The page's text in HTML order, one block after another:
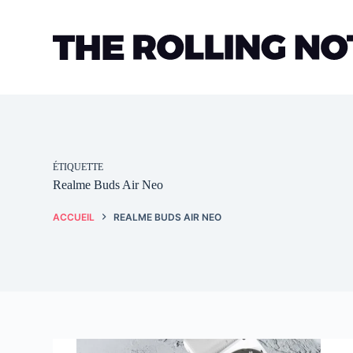
ÉTIQUETTE
Realme Buds Air Neo
ACCUEIL REALME BUDS AIR NEO